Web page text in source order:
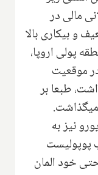
مالی در
و بیکاری بالا
پولی اروپا،
موقعیت
طبعا بر
نیز به
پوپولیست
خود المان